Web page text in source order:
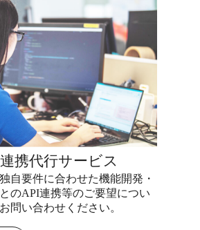
携代行サービス
自要件に合わせた機能開発・
のAPI連携等のご要望につい
問い合わせください。